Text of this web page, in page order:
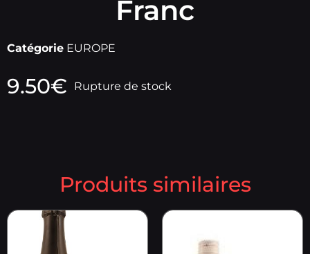
Franc
Catégorie EUROPE
9.50€ Rupture de stock
Produits similaires